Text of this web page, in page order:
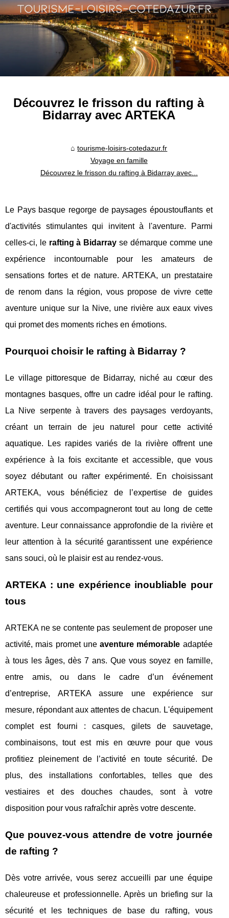
Découvrez le frisson du rafting à
Bidarray avec ARTEKA
tourisme-loisirs-cotedazur.fr
Voyage en famille
Découvrez le frisson du rafting à Bidarray avec...
Le Pays basque regorge de paysages époustouflants et
d'activités stimulantes qui invitent à l'aventure. Parmi
celles-ci, le rafting à Bidarray se démarque comme une
expérience incontournable pour les amateurs de
sensations fortes et de nature. ARTEKA, un prestataire
de renom dans la région, vous propose de vivre cette
aventure unique sur la Nive, une rivière aux eaux vives
qui promet des moments riches en émotions.
Pourquoi choisir le rafting à Bidarray ?
Le village pittoresque de Bidarray, niché au cœur des
montagnes basques, offre un cadre idéal pour le rafting.
La Nive serpente à travers des paysages verdoyants,
créant un terrain de jeu naturel pour cette activité
aquatique. Les rapides variés de la rivière offrent une
expérience à la fois excitante et accessible, que vous
soyez débutant ou rafter expérimenté. En choisissant
ARTEKA, vous bénéficiez de l’expertise de guides
certifiés qui vous accompagneront tout au long de cette
aventure. Leur connaissance approfondie de la rivière et
leur attention à la sécurité garantissent une expérience
sans souci, où le plaisir est au rendez-vous.
ARTEKA : une expérience inoubliable pour
tous
ARTEKA ne se contente pas seulement de proposer une
activité, mais promet uneaventure mémorable adaptée
à tous les âges, dès 7 ans. Que vous soyez en famille,
entre amis, ou dans le cadre d’un événement
d’entreprise, ARTEKA assure une expérience sur
mesure, répondant aux attentes de chacun. L'équipement
complet est fourni : casques, gilets de sauvetage,
combinaisons, tout est mis en œuvre pour que vous
profitiez pleinement de l’activité en toute sécurité. De
plus, des installations confortables, telles que des
vestiaires et des douches chaudes, sont à votre
disposition pour vous rafraîchir après votre descente.
Que pouvez-vous attendre de votre journée
de rafting ?
Dès votre arrivée, vous serez accueilli par une équipe
chaleureuse et professionnelle. Après un briefing sur la
sécurité et les techniques de base du rafting, vous